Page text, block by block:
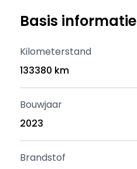
Basis informatie
Kilometerstand
133380 km
Bouwjaar
2023
Brandstof